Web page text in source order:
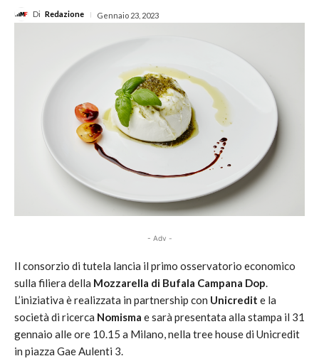
Di Redazione Gennaio 23, 2023
- Adv -
Il consorzio di tutela lancia il primo osservatorio economico
sulla filiera della Mozzarella di Bufala Campana Dop.
L’iniziativa è realizzata in partnership con Unicredit e la
società di ricerca Nomisma e sarà presentata alla stampa il 31
gennaio alle ore 10.15 a Milano, nella tree house di Unicredit
in piazza Gae Aulenti 3.